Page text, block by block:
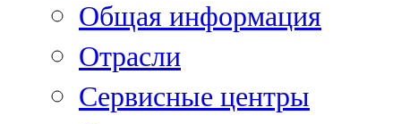
Общая информация
Отрасли
Сервисные центры